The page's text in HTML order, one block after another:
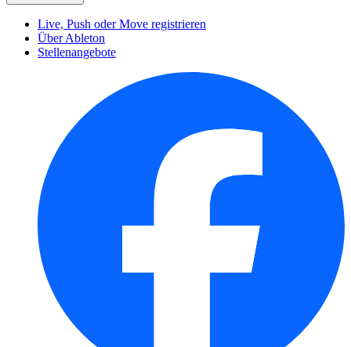
Live, Push oder Move registrieren
Über Ableton
Stellenangebote